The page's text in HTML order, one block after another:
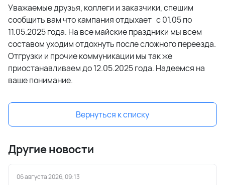
Уважаемые друзья, коллеги и заказчики, спешим
сообщить вам что кампания отдыхает с 01.05 по
11.05.2025 года. На все майские праздники мы всем
составом уходим отдохнуть после сложного переезда.
Отгрузки и прочие коммуникации мы так же
приостанавливаем до 12.05.2025 года. Надеемся на
ваше понимание.
Вернуться к списку
Другие новости
06 августа 2026, 09:13